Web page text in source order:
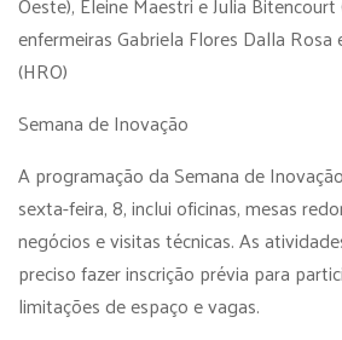
enfermeiras Gabriela Flores Dalla Rosa
(HRO)
Semana de Inovação
A programação da Semana de
sexta-feira, 8, inclui oficinas, mesas
negócios e visitas técnicas. As
preciso fazer inscrição prévia para
limitações de espaço e vagas.